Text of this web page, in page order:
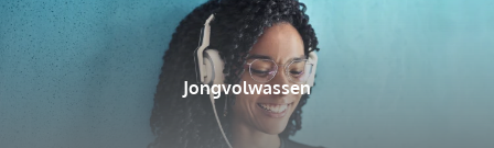
Jongvolwassen